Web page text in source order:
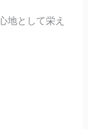
地として栄え